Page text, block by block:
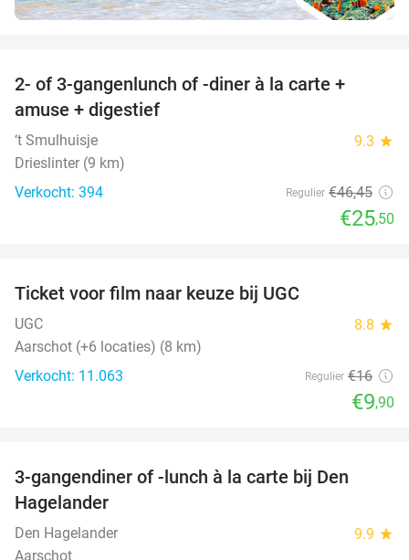
2- of 3-gangenlunch of -diner à la carte +
amuse + digestief
‘t Smulhuisje 9.3 star
Drieslinter (9 km)
Verkocht: 394
Regulier €46,45
€25,50
Ticket voor film naar keuze bij UGC
UGC 8.8 star
Aarschot (+6 locaties) (8 km)
Verkocht: 11.063
Regulier €16
€9,90
3-gangendiner of -lunch à la carte bij Den
Hagelander
Den Hagelander 9.9 star
Aarschot